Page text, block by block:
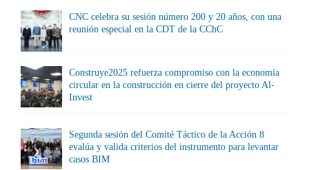
CNC celebra su sesión número 200 y 20 años, con una
reunión especial en la CDT de la CChC
Construye2025 refuerza compromiso con la economía
circular en la construcción en cierre del proyecto Al-
Invest
Segunda sesión del Comité Táctico de la Acción 8
evalúa y valida criterios del instrumento para levantar
casos BIM